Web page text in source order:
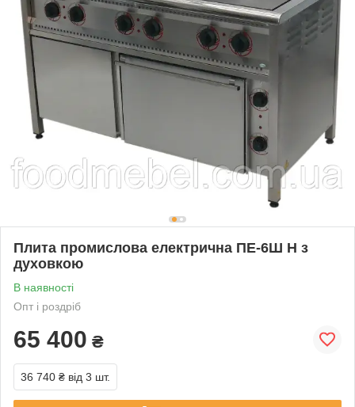
Плита промислова електрична ПЕ-6Ш Н з
духовкою
В наявності
Опт і роздріб
65 400 ₴
36 740 ₴ від 3 шт.